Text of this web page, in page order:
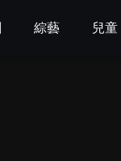
綜藝 兒童